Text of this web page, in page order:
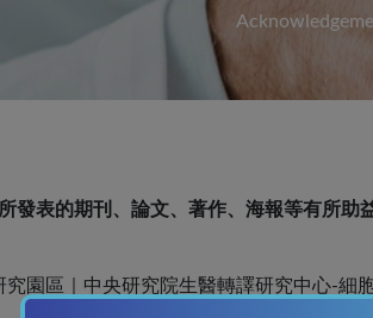
的期刊、論文、著作、海報等有所助
究園區｜中央研究院生醫轉譯研究中心-細